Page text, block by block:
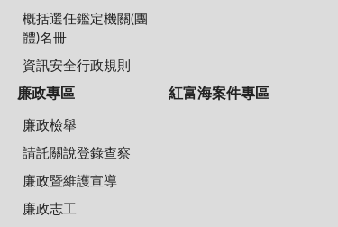
概括選任鑑定機關(團
體)名冊
資訊安全行政規則
廉政專區
廉政檢舉
請託關說登錄查察
廉政暨維護宣導
廉政志工
紅富海案件專區